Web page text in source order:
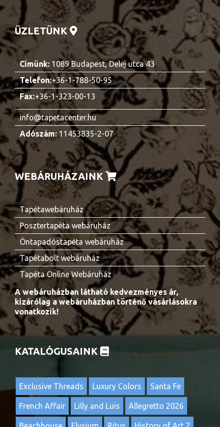
ÜZLETÜNK
Címünk: 1089 Budapest, Delej utca 43
Telefon:+36-1-788-50-95
Fax:+36-1-323-00-13
info@tapetacenter.hu
Adószám:11453835-2-07
WEBÁRUHÁZAINK
Tapétawebáruház
Posztertapéta webáruház
Öntapadóstapéta webáruház
Tapétabolt webáruház
Tapéta Online Webáruház
A webáruházban látható kedvezményes ár,
kizárólag a webáruházban történő vásárlásokra
vonatkozik!
KATALÓGUSAINK
Exclusive Threads Luxury Colors Santa Fe
French Affair Lilly and Luis Allegretto 2026